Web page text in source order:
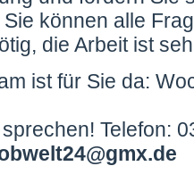
können alle
die Arbeit ist
ist für Sie da:
Telefon: